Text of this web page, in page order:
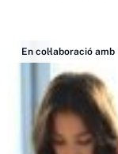
En col·laboració amb